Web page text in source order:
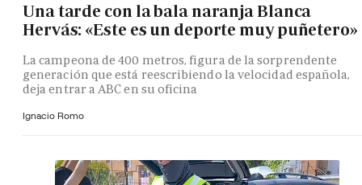
Una tarde con la bala naranja Blanca
Hervás: «Este es un deporte muy puñetero»
La campeona de 400 metros, figura de la sorprendente
generación que está reescribiendo la velocidad española,
deja entrar a ABC en su oficina
Ignacio Romo